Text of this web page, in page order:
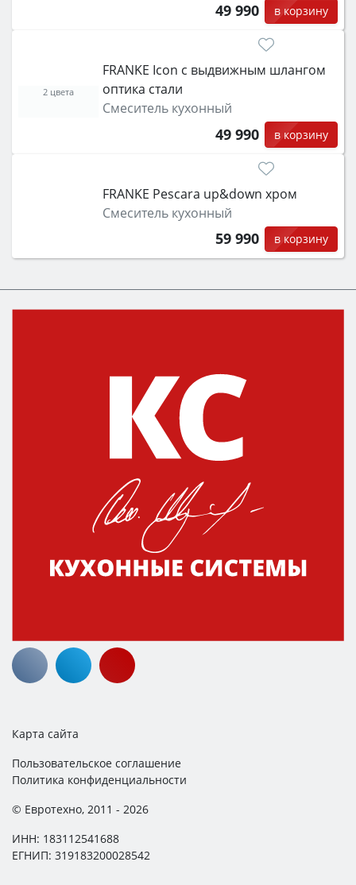
49 990 в корзину
FRANKE Icon с выдвижным шлангом
оптика стали
Смеситель кухонный
49 990 в корзину
2 цвета
FRANKE Pescara up&down хром
Смеситель кухонный
59 990 в корзину
Карта сайта
Пользовательское соглашение
Политика конфиденциальности
© Евротехно, 2011 - 2026
ИНН: 183112541688
ЕГНИП: 319183200028542